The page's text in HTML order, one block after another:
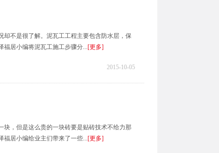
不是很了解。泥瓦工工程主要包含防水层，保
福居小编将泥瓦工施工步骤分...[更多]
2015-10-05
，但是这么贵的一块砖要是贴砖技术不给力那
福居小编给业主们带来了一些...[更多]